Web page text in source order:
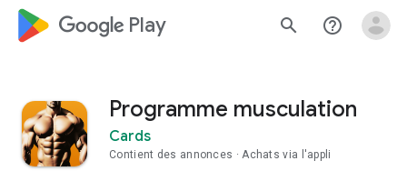
google_logo Play search help_outline
Programme musculation
Cards
Contient des annonces Achats via l'appli